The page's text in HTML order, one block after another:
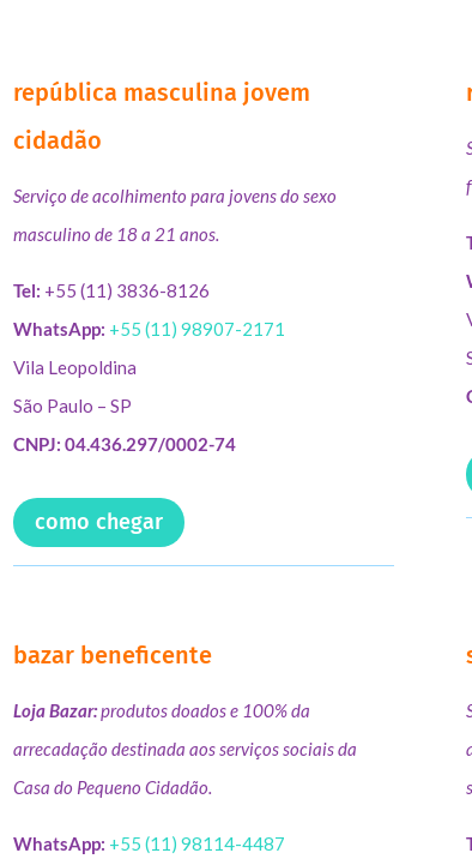
república masculina jovem
cidadão
Serviço de acolhimento para jovens do sexo
masculino de 18 a 21 anos.
Tel: +55 (11) 3836-8126
WhatsApp: +55 (11) 98907-2171
Vila Leopoldina
São Paulo – SP
CNPJ: 04.436.297/0002-74
como chegar
bazar beneficente
Loja Bazar:produtos doados e 100% da
arrecadação destinada aos serviços sociais da
Casa do Pequeno Cidadão.
WhatsApp: +55 (11) 98114-4487